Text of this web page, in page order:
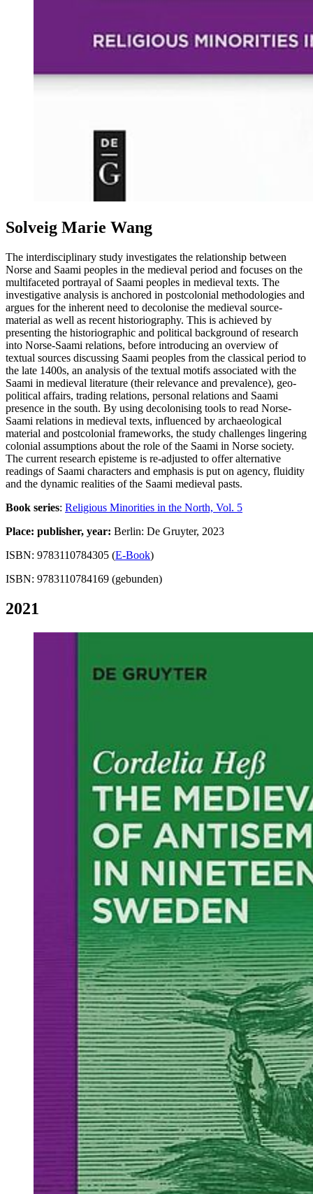
Solveig Marie Wang
The interdisciplinary study investigates the relationship between
Norse and Saami peoples in the medieval period and focuses on the
multifaceted portrayal of Saami peoples in medieval texts. The
investigative analysis is anchored in postcolonial methodologies and
argues for the inherent need to decolonise the medieval source-
material as well as recent historiography. This is achieved by
presenting the historiographic and political background of research
into Norse-Saami relations, before introducing an overview of
textual sources discussing Saami peoples from the classical period to
the late 1400s, an analysis of the textual motifs associated with the
Saami in medieval literature (their relevance and prevalence), geo-
political affairs, trading relations, personal relations and Saami
presence in the south. By using decolonising tools to read Norse-
Saami relations in medieval texts, influenced by archaeological
material and postcolonial frameworks, the study challenges lingering
colonial assumptions about the role of the Saami in Norse society.
The current research episteme is re-adjusted to offer alternative
readings of Saami characters and emphasis is put on agency, fluidity
and the dynamic realities of the Saami medieval pasts.
Book series: Religious Minorities in the North, Vol. 5
Place: publisher, year: Berlin: De Gruyter, 2023
ISBN: 9783110784305 (E-Book)
ISBN: 9783110784169 (gebunden)
2021